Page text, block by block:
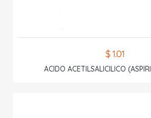
$ 1.01
ACIDO ACETILSALICILICO